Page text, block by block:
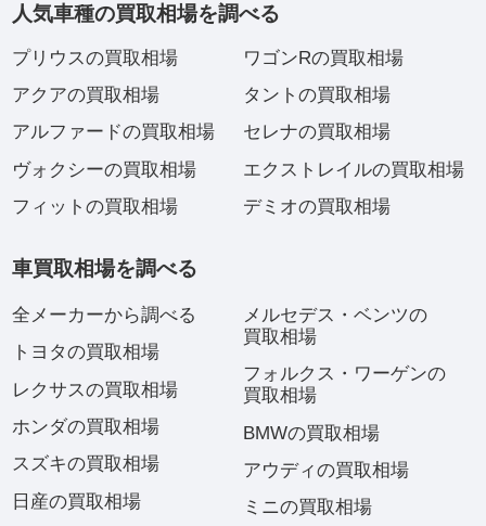
人気車種の買取相場を調べる
プリウスの買取相場
アクアの買取相場
アルファードの買取相場
ヴォクシーの買取相場
フィットの買取相場
ワゴンRの買取相場
タントの買取相場
セレナの買取相場
エクストレイルの買取相場
デミオの買取相場
車買取相場を調べる
全メーカーから調べる
トヨタの買取相場
レクサスの買取相場
ホンダの買取相場
スズキの買取相場
日産の買取相場
メルセデス・ベンツの
買取相場
フォルクス・ワーゲンの
買取相場
BMWの買取相場
アウディの買取相場
ミニの買取相場